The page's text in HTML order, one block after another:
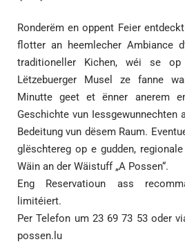
Ronderëm en oppent Feier
flotter an heemlecher Ambiance
traditioneller Kichen, wéi se
Lëtzebuerger Musel ze fanne
Minutte geet et ënner anerem
Geschichte vun Iessgewunnechten
Bedeitung vun dësem Raum.
glëschtereg op e gudden,
Wäin an der Wäistuff „A Possen“.
Eng Reservatioun ass
limitéiert.
Per Telefon um 23 69 73 53 oder
possen.lu